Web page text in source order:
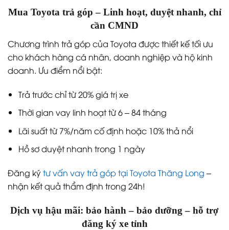
Mua Toyota trả góp – Linh hoạt, duyệt nhanh, chỉ
cần CMND
Chương trình trả góp của Toyota được thiết kế tối ưu
cho khách hàng cá nhân, doanh nghiệp và hộ kinh
doanh. Ưu điểm nổi bật:
Trả trước chỉ từ 20% giá trị xe
Thời gian vay linh hoạt từ 6 – 84 tháng
Lãi suất từ 7%/năm cố định hoặc 10% thả nổi
Hồ sơ duyệt nhanh trong 1 ngày
Đăng kýtư vấn vay trả góp tại Toyota Thăng Long –
nhận kết quả thẩm định trong 24h!
Dịch vụ hậu mãi: bảo hành – bảo dưỡng – hỗ trợ
đăng ký xe tỉnh